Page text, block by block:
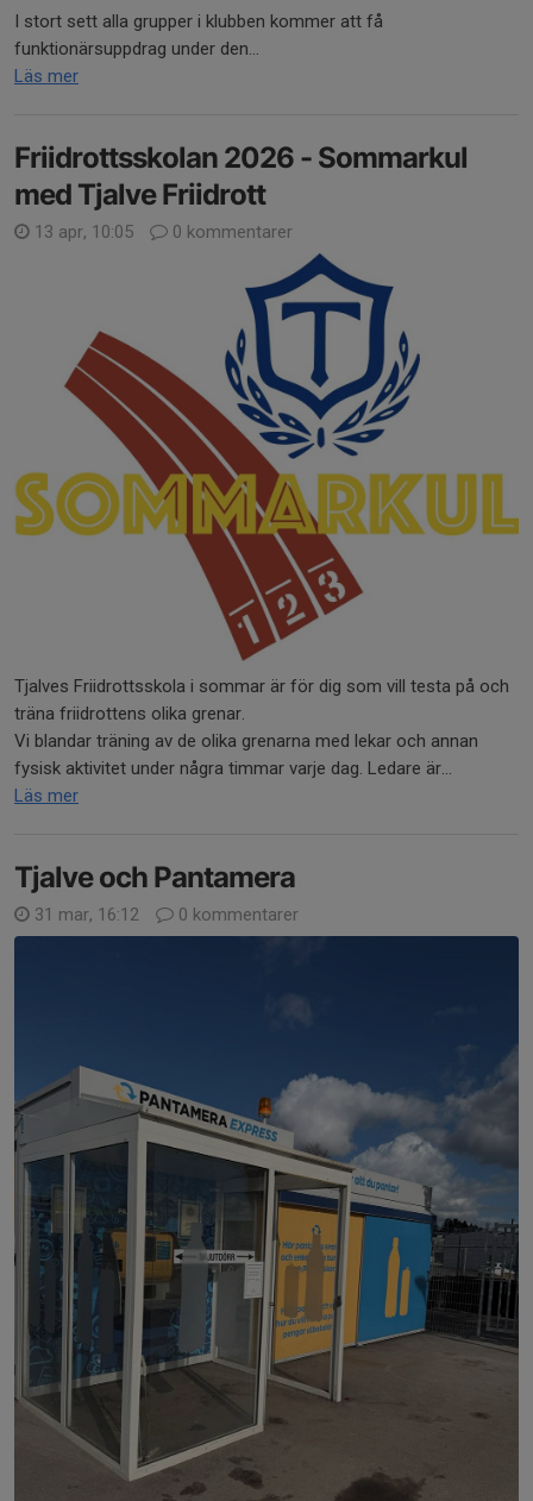
I stort sett alla grupper i klubben kommer att få
funktionärsuppdrag under den...
Läs mer
Friidrottsskolan 2026 - Sommarkul
med Tjalve Friidrott
13 apr, 10:05 0 kommentarer
Tjalves Friidrottsskola i sommar är för dig som vill testa på och
träna friidrottens olika grenar.
Vi blandar träning av de olika grenarna med lekar och annan
fysisk aktivitet under några timmar varje dag. Ledare är...
Läs mer
Tjalve och Pantamera
31 mar, 16:12 0 kommentarer